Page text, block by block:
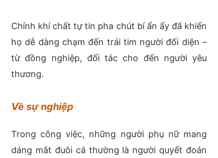
Chính khí chất tự tin pha chút bí ẩn ấy đã khiến
họ dễ dàng chạm đến trái tim người đối diện –
từ đồng nghiệp, đối tác cho đến người yêu
thương.
Về sự nghiệp
Trong công việc, những người phụ nữ mang
dáng mắt đuôi cá thường là người quyết đoán